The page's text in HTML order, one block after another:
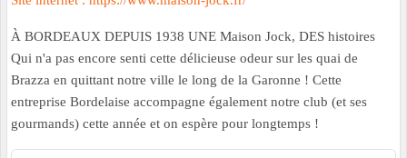
À BORDEAUX DEPUIS 1938 UNE Maison Jock, DES histoires
Qui n'a pas encore senti cette délicieuse odeur sur les quai de
Brazza en quittant notre ville le long de la Garonne ! Cette
entreprise Bordelaise accompagne également notre club (et ses
gourmands) cette année et on espère pour longtemps !